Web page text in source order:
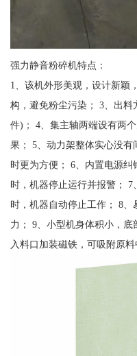
强力静音粉碎机特点：
1、该机外形美观，设计新颖
构，避免粉尘污染； 3、出
件)； 4、集主轴两端设有两
果； 5、动力架整体实心没
时更为方便； 6、内置电源
时，机器停止运行并报警；
时，机器自动停止工作； 8
力； 9、小型机身体积小，
入料口加装磁铁，可吸附原料